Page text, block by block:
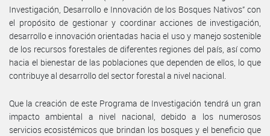
Investigación, Desarrollo e Innovación de los Bosques Nativos” con
el propósito de gestionar y coordinar acciones de investigación,
desarrollo e innovación orientadas hacia el uso y manejo sostenible
de los recursos forestales de diferentes regiones del país, así como
hacia el bienestar de las poblaciones que dependen de ellos, lo que
contribuye al desarrollo del sector forestal a nivel nacional.
Que la creación de este Programa de Investigación tendrá un gran
impacto ambiental a nivel nacional, debido a los numerosos
servicios ecosistémicos que brindan los bosques y el beneficio que